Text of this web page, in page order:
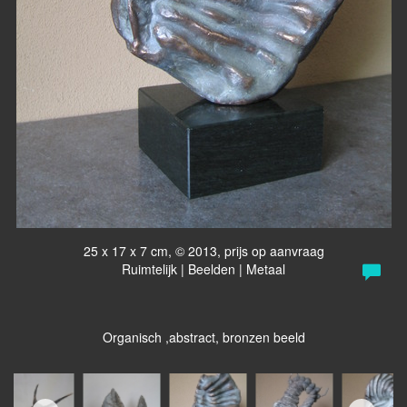
25 x 17 x 7 cm, © 2013, prijs op aanvraag
Ruimtelijk | Beelden | Metaal
Organisch ,abstract, bronzen beeld